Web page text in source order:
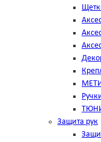
Защита рук